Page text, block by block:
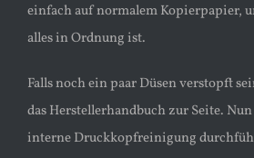
einfach auf normalem Kopierpapier,
alles in Ordnung ist.
Falls noch ein paar Düsen verstopft
das Herstellerhandbuch zur Seite.
interne Druckkopfreinigung